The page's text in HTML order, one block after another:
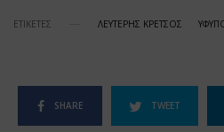
ΕΤΙΚΕΤΕΣ ΛΕΥΤΕΡΗΣ ΚΡΕΤΣΟΣ
SHARE TWEET